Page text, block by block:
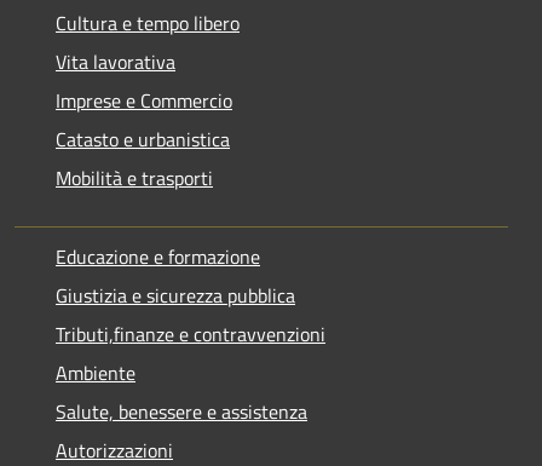
Cultura e tempo libero
Vita lavorativa
Imprese e Commercio
Catasto e urbanistica
Mobilità e trasporti
Educazione e formazione
Giustizia e sicurezza pubblica
Tributi,finanze e contravvenzioni
Ambiente
Salute, benessere e assistenza
Autorizzazioni